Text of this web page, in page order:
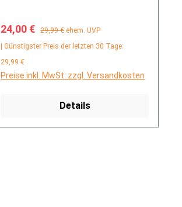
Verkaufspreis:
24,00 € Regulärer Preis:
29,99 € ehem. UVP
| Günstigster Preis der letzten 30 Tage:
29,99 €
Preise inkl. MwSt. zzgl. Versandkosten
Details